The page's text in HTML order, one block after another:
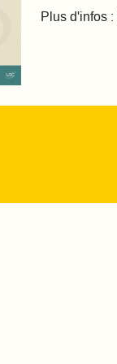
Plus d'infos :